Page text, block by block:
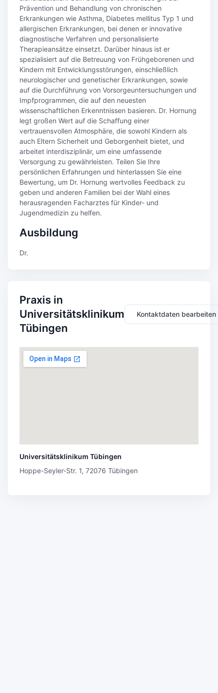
Prävention und Behandlung von chronischen
Erkrankungen wie Asthma, Diabetes mellitus Typ 1 und
allergischen Erkrankungen, bei denen er innovative
diagnostische Verfahren und personalisierte
Therapieansätze einsetzt. Darüber hinaus ist er
spezialisiert auf die Betreuung von Frühgeborenen und
Kindern mit Entwicklungsstörungen, einschließlich
neurologischer und genetischer Erkrankungen, sowie
auf die Durchführung von Vorsorgeuntersuchungen und
Impfprogrammen, die auf den neuesten
wissenschaftlichen Erkenntnissen basieren. Dr. Hornung
legt großen Wert auf die Schaffung einer
vertrauensvollen Atmosphäre, die sowohl Kindern als
auch Eltern Sicherheit und Geborgenheit bietet, und
arbeitet interdisziplinär, um eine umfassende
Versorgung zu gewährleisten. Teilen Sie Ihre
persönlichen Erfahrungen und hinterlassen Sie eine
Bewertung, um Dr. Hornung wertvolles Feedback zu
geben und anderen Familien bei der Wahl eines
herausragenden Facharztes für Kinder- und
Jugendmedizin zu helfen.
Ausbildung
Dr.
Praxis in
Universitätsklinikum
Tübingen
Kontaktdaten bearbeiten
Universitätsklinikum Tübingen
Hoppe-Seyler-Str. 1, 72076 Tübingen